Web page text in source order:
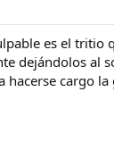
es el
dejándolos al
hacerse cargo